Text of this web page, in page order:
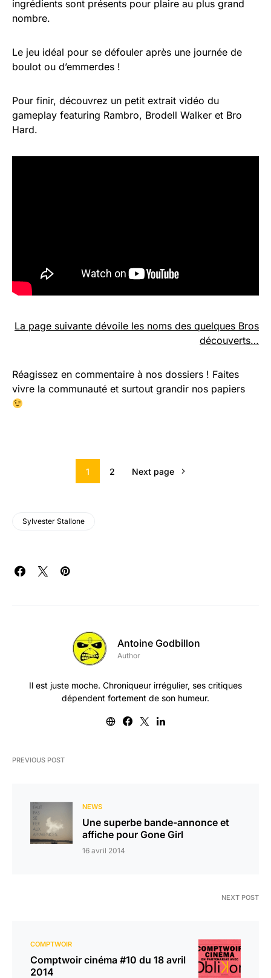
ingrédients sont présents pour plaire au plus grand
nombre.
Le jeu idéal pour se défouler après une journée de
boulot ou d’emmerdes !
Pour finir, découvrez un petit extrait vidéo du
gameplay featuring Rambro, Brodell Walker et Bro
Hard.
La page suivante dévoile les noms des quelques Bros
découverts…
Réagissez en commentaire à nos dossiers ! Faites
vivre la communauté et surtout grandir nos papiers
1 2 Next page
Sylvester Stallone
Antoine Godbillon
Author
Il est juste moche. Chroniqueur irrégulier, ses critiques
dépendent fortement de son humeur.
PREVIOUS POST
NEWS
Une superbe bande-annonce et
affiche pour Gone Girl
16 avril 2014
NEXT POST
COMPTWOIR
Comptwoir cinéma #10 du 18 avril
2014